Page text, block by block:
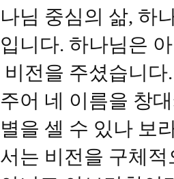
나님 중심의 삶, 하
입니다. 하나님은
비전을 주셨습니
주어 네 이름을 창
별을 셀 수 있나 보
서는 비전을 구체